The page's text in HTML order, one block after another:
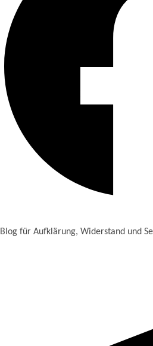
Blog für Aufklärung, Widerstand und